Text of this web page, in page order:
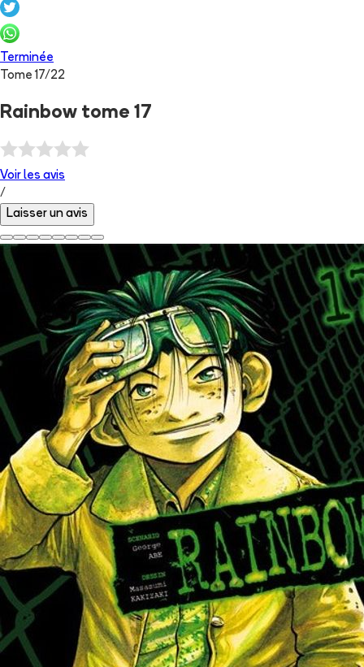
Terminée
Tome17/22
Rainbow tome 17
Voir les avis
/
Laisser un avis